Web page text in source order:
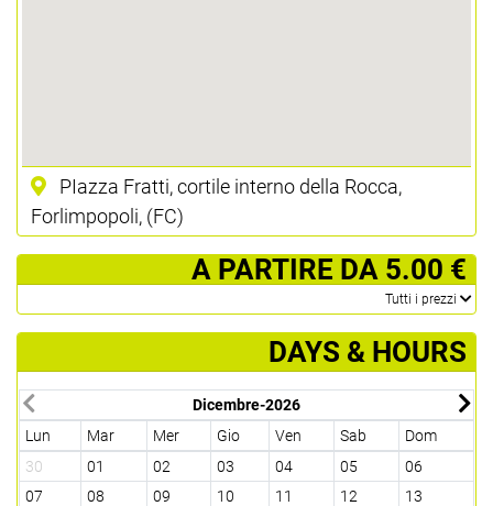
PIazza Fratti, cortile interno della Rocca,
Forlimpopoli, (FC)
­ A PARTIRE DA 5.00 €
­Tutti i prezzi
DAYS & HOURS
Dicembre-2026
Lun
Mar Mer Gio Ven Sab
Dom
30
01 02 03 04 05
06
07
08 09 10 11 12
13